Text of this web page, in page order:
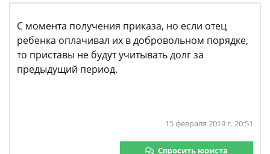
С момента получения приказа, но если отец
ребенка оплачивал их в добровольном порядке,
то приставы не будут учитывать долг за
предыдущий период.
15 февраля 2019 г. 20:51
Спросить юриста